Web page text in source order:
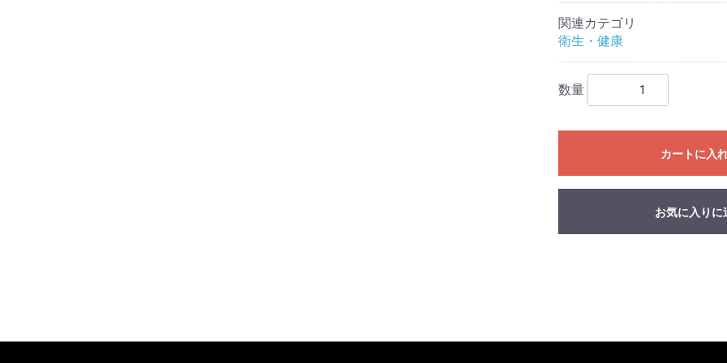
関連カテゴリ
衛生・健康
数量
カートに入
お気に入りに